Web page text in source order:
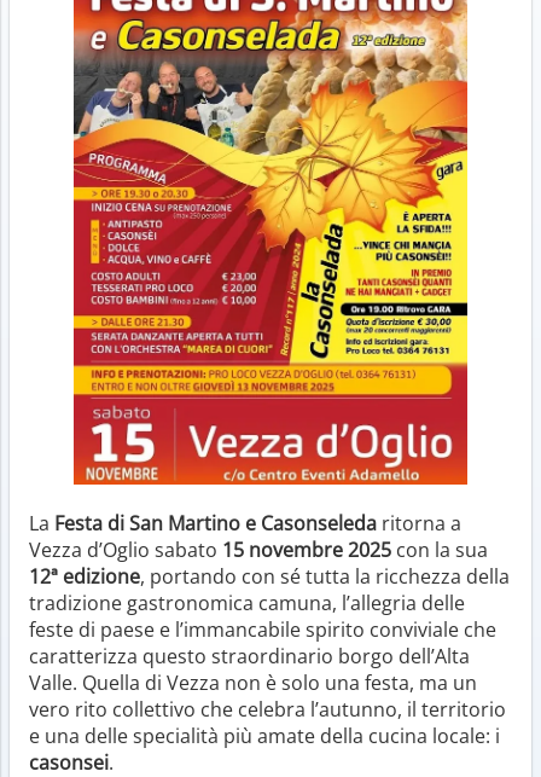
La Festa di San Martino e Casonseleda ritorna a
Vezza d’Oglio sabato 15 novembre 2025 con la sua
12ª edizione, portando con sé tutta la ricchezza della
tradizione gastronomica camuna, l’allegria delle
feste di paese e l’immancabile spirito conviviale che
caratterizza questo straordinario borgo dell’Alta
Valle. Quella di Vezza non è solo una festa, ma un
vero rito collettivo che celebra l’autunno, il territorio
e una delle specialità più amate della cucina locale: i
casonsei.